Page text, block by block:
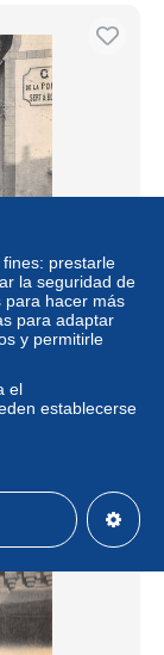
prestarle
la seguridad de
para hacer más
para adaptar
y permitirle
el
establecerse